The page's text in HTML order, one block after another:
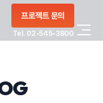
프로젝트 문의
Tel. 02-545-3800